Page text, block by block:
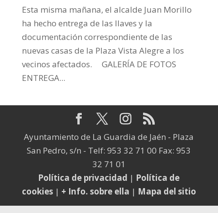
Esta misma mañana, el alcalde Juan Morillo
ha hecho entrega de las llaves y la
documentación correspondiente de las
nuevas casas de la Plaza Vista Alegre a los
vecinos afectados. GALERÍA DE FOTOS
ENTREGA...
Ayuntamiento de La Guardia de Jaén - Plaza
San Pedro, s/n - Telf: 953 32 71 00 Fax: 953
32 71 01
Política de privacidad | Política de
cookies| + Info. sobre ella | Mapa del sitio